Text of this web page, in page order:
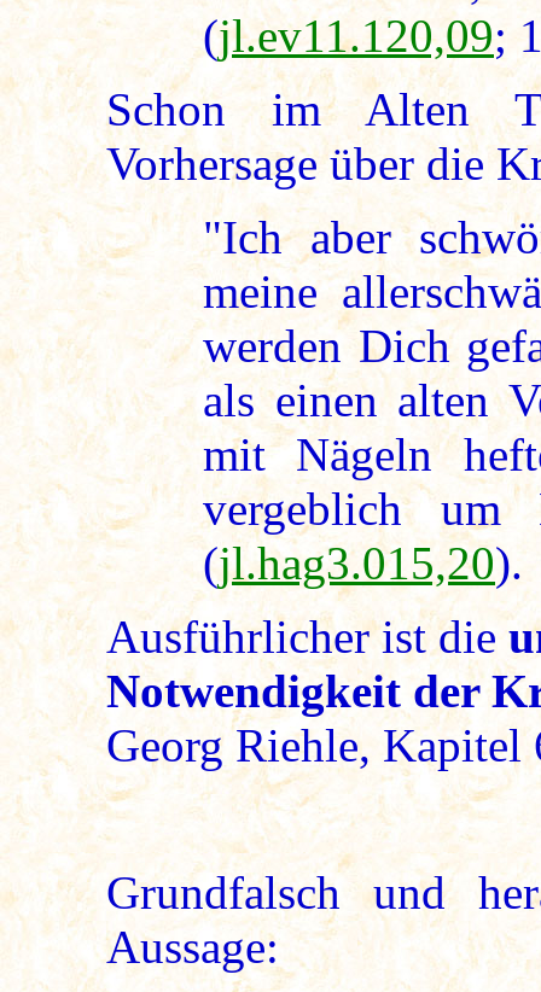
(jl.ev11.120,09;
Schon im Alten
Vorhersage über die
"Ich aber
meine
werden Dich
als einen alten
mit Nägeln
vergeblich
(jl.hag3.015,20).
Ausführlicher ist die
Notwendigkeit der
Georg Riehle, Kapitel
Grundfalsch und
Aussage: